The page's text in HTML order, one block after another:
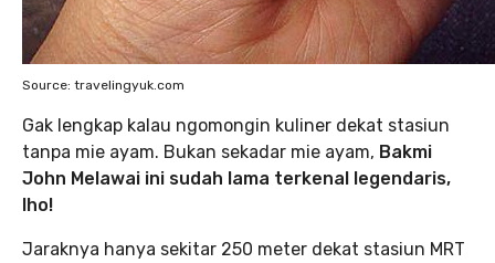
Source: travelingyuk.com
Gak lengkap kalau ngomongin kuliner dekat stasiun
tanpa mie ayam. Bukan sekadar mie ayam, Bakmi
John Melawai ini sudah lama terkenal legendaris,
lho!
Jaraknya hanya sekitar 250 meter dekat stasiun MRT